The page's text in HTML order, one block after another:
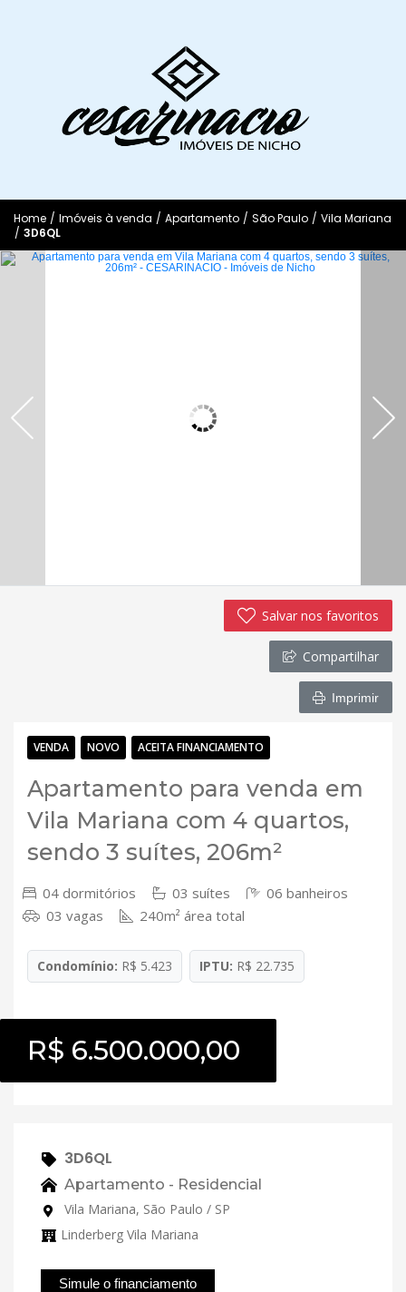
Home / Imóveis à venda / Apartamento / São Paulo / Vila Mariana
/ 3D6QL
Salvar nos favoritos
Compartilhar
Imprimir
VENDA NOVO ACEITA FINANCIAMENTO
Apartamento para venda em
Vila Mariana com 4 quartos,
sendo 3 suítes, 206m²
04 dormitórios 03 suítes
06 banheiros
03 vagas
240m² área total
Condomínio: R$ 5.423 IPTU: R$ 22.735
R$ 6.500.000,00
3D6QL
Apartamento - Residencial
Vila Mariana, São Paulo / SP
Linderberg Vila Mariana
Simule o financiamento